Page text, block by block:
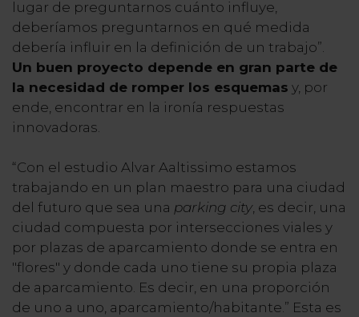
lugar de preguntarnos cuánto influye,
deberíamos preguntarnos en qué medida
debería influir en la definición de un trabajo”.
Un buen proyecto depende en gran parte de
la necesidad de romper los esquemas y, por
ende, encontrar en la ironía respuestas
innovadoras.
“Con el estudio Alvar Aaltissimo estamos
trabajando en un plan maestro para una ciudad
del futuro que sea una parking city, es decir, una
ciudad compuesta por intersecciones viales y
por plazas de aparcamiento donde se entra en
"flores" y donde cada uno tiene su propia plaza
de aparcamiento. Es decir, en una proporción
de uno a uno, aparcamiento/habitante.” Esta es